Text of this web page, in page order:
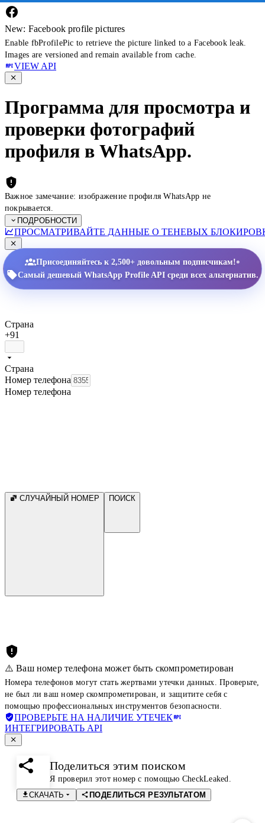
New: Facebook profile pictures
Enable fbProfilePic to retrieve the picture linked to a Facebook leak.
Images are versioned and remain available from cache.
VIEW API
Программа для просмотра и
проверки фотографий
профиля в WhatsApp.
Важное замечание: изображение профиля WhatsApp не
покрывается.
ПОДРОБНОСТИ
ПРОСМАТРИВАЙТЕ ДАННЫЕ О ТЕНЕВЫХ
Присоединяйтесь к 2,500+ довольным подписчикам!•
Самый дешевый WhatsApp Profile API среди всех альтернатив.
Страна
+91
Страна
Номер телефона
Номер телефона
СЛУЧАЙНЫЙ НОМЕР ПОИСК
⚠️ Ваш номер телефона может быть скомпрометирован
Номера телефонов могут стать жертвами утечки данных. Проверьте,
не был ли ваш номер скомпрометирован, и защитите себя с
помощью профессиональных инструментов безопасности.
ПРОВЕРЬТЕ НА НАЛИЧИЕ УТЕЧЕК
ИНТЕГРИРОВАТЬ API
Поделиться этим поиском
Я проверил этот номер с помощью CheckLeaked.
СКАЧАТЬ
ПОДЕЛИТЬСЯ РЕЗУЛЬТАТОМ